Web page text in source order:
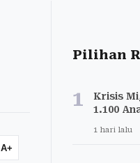
A+
Pilihan
1
Krisis
1.100
1 hari lalu